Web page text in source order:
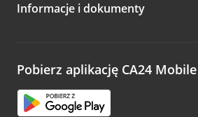
Informacje i dokumenty
Pobierz aplikację CA24 Mobile